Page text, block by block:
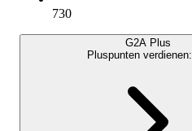
730
G2A Plus
Pluspunten verdienen: